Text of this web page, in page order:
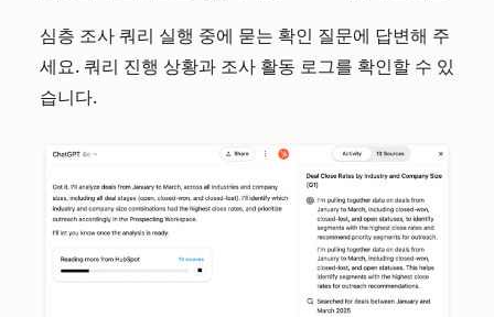
심층 조사 쿼리 실행 중에 묻는 확인 질문에 답변해 주
세요. 쿼리 진행 상황과 조사 활동 로그를 확인할 수 있
습니다.